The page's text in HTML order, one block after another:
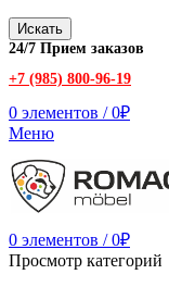
Искать
24/7 Прием заказов
+7 (985) 800-96-19
0 элементов / 0₽
Меню
0 элементов / 0₽
Просмотр категорий